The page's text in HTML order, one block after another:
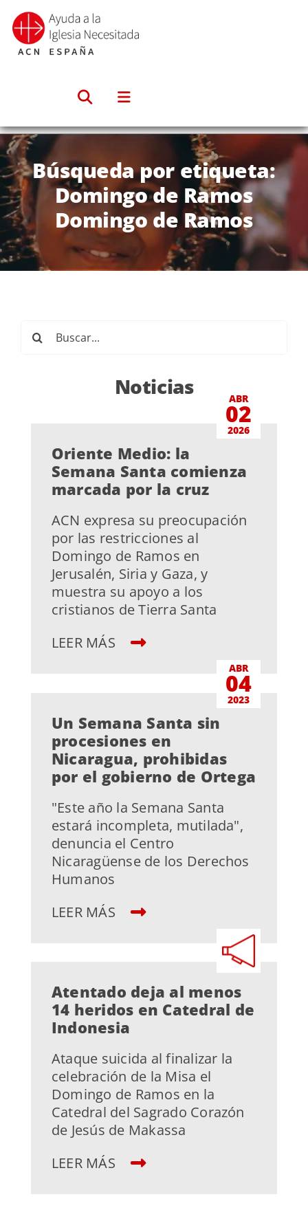
Saltar
contenido
Búsqueda por etiqueta:
Domingo de Ramos
Domingo de Ramos
Noticias ABR
02
2026
Oriente Medio: la
Semana Santa comienza
marcada por la cruz
ACN expresa su preocupación
por las restricciones al
Domingo de Ramos en
Jerusalén, Siria y Gaza, y
muestra su apoyo a los
cristianos de Tierra Santa
LEER MÁS
ABR
04
2023
Un Semana Santa sin
procesiones en
Nicaragua, prohibidas
por el gobierno de Ortega
"Este año la Semana Santa
estará incompleta, mutilada",
denuncia el Centro
Nicaragüense de los Derechos
Humanos
LEER MÁS
Atentado deja al menos
14 heridos en Catedral de
Indonesia
Ataque suicida al finalizar la
celebración de la Misa el
Domingo de Ramos en la
Catedral del Sagrado Corazón
de Jesús de Makassa
LEER MÁS